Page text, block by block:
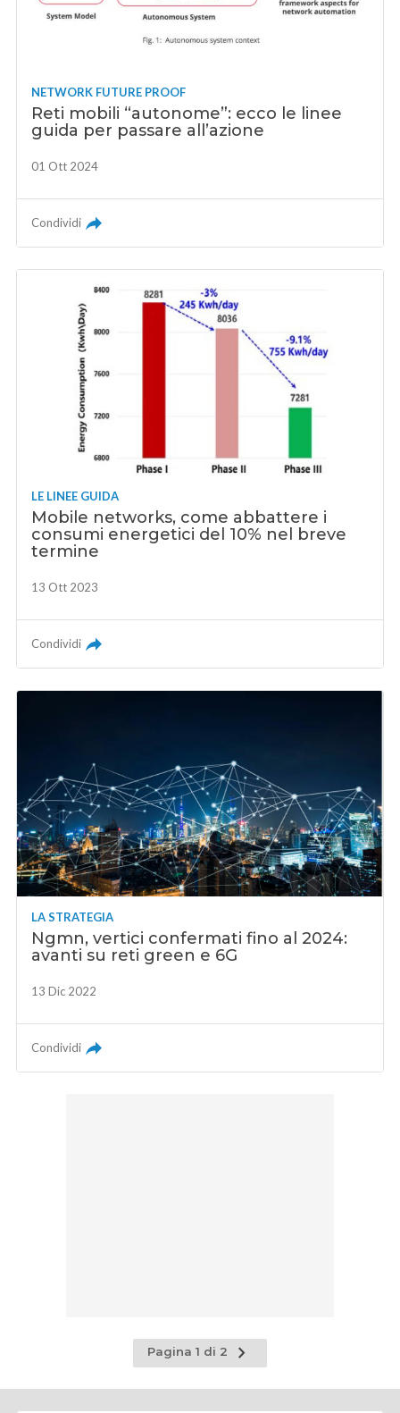
NETWORK FUTURE PROOF
Reti mobili “autonome”: ecco le linee
guida per passare all’azione
01 Ott 2024
Condividi
LE LINEE GUIDA
Mobile networks, come abbattere i
consumi energetici del 10% nel breve
termine
13 Ott 2023
Condividi
LA STRATEGIA
Ngmn, vertici confermati fino al 2024:
avanti su reti green e 6G
13 Dic 2022
Condividi
Pagina 1 di 2
Pagina
successiva